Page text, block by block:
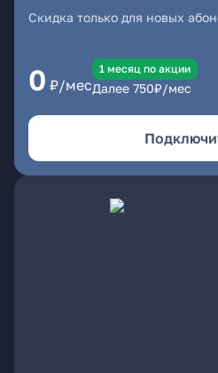
Скидка только для новых
0 ₽/мес
1 месяц по акции
Далее 750₽/мес